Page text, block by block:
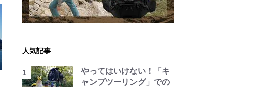
人気記事
やってはいけない！「キ
ャンプツーリング」での